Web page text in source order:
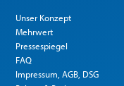
Unser Konzept
Mehrwert
Pressespiegel
FAQ
Impressum, AGB, DSG